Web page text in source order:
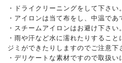
・ドライクリーニングをして下さい。
・アイロンは当て布をし、中温であ
・スチームアイロンはお避け下さい。
・雨や汗など水に濡れたりするこ
ジミができたりしますのでご注意下
・デリケートな素材ですので取扱い